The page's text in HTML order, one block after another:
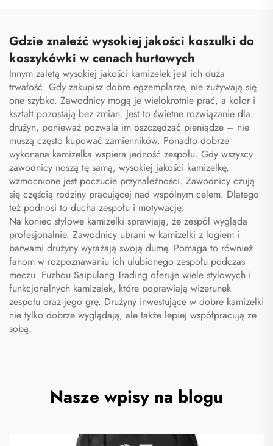
torba podróżna typu
duffel
torba typu duffel do
podróży i aktywności na
otwartym powietrzu
Gdzie znaleźć wysokiej jakości koszulki do
koszykówki w cenach hurtowych
Innym zaletą wysokiej jakości kamizelek jest ich duża
trwałość. Gdy zakupisz dobre egzemplarze, nie zużywają się
one szybko. Zawodnicy mogą je wielokrotnie prać, a kolor i
kształt pozostają bez zmian. Jest to świetne rozwiązanie dla
drużyn, ponieważ pozwala im oszczędzać pieniądze – nie
muszą często kupować zamienników. Ponadto dobrze
wykonana kamizelka wspiera jedność zespołu. Gdy wszyscy
zawodnicy noszą tę samą, wysokiej jakości kamizelkę,
wzmocnione jest poczucie przynależności. Zawodnicy czują
się częścią rodziny pracującej nad wspólnym celem. Dlatego
też podnosi to ducha zespołu i motywację.
Na koniec stylowe kamizelki sprawiają, że zespół wygląda
profesjonalnie. Zawodnicy ubrani w kamizelki z logiem i
barwami drużyny wyrażają swoją dumę. Pomaga to również
fanom w rozpoznawaniu ich ulubionego zespołu podczas
meczu. Fuzhou Saipulang Trading oferuje wiele stylowych i
funkcjonalnych kamizelek, które poprawiają wizerunek
zespołu oraz jego grę. Drużyny inwestujące w dobre kamizelki
nie tylko dobrze wyglądają, ale także lepiej współpracują ze
sobą.
Nasze wpisy na blogu